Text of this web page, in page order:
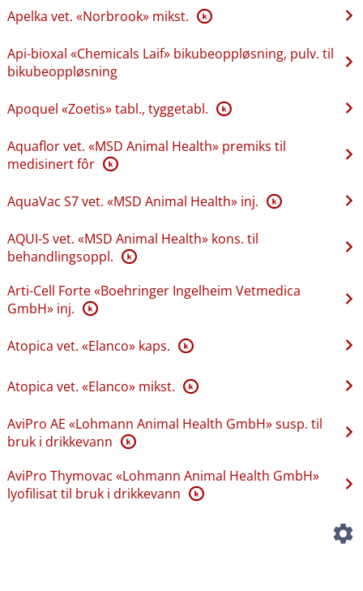
Apelka vet. «Norbrook» mikst. K
Api-bioxal «Chemicals Laif» bikubeoppløsning, pulv. til
bikubeoppløsning
Apoquel «Zoetis» tabl., tyggetabl. K
Aquaflor vet. «MSD Animal Health» premiks til
medisinert fôr K
AquaVac S7 vet. «MSD Animal Health» inj. K
AQUI-S vet. «MSD Animal Health» kons. til
behandlingsoppl. K
Arti-Cell Forte «Boehringer Ingelheim Vetmedica
GmbH» inj. K
Atopica vet. «Elanco» kaps. K
Atopica vet. «Elanco» mikst. K
AviPro AE «Lohmann Animal Health GmbH» susp. til
bruk i drikkevann K
AviPro Thymovac «Lohmann Animal Health GmbH»
lyofilisat til bruk i drikkevann K